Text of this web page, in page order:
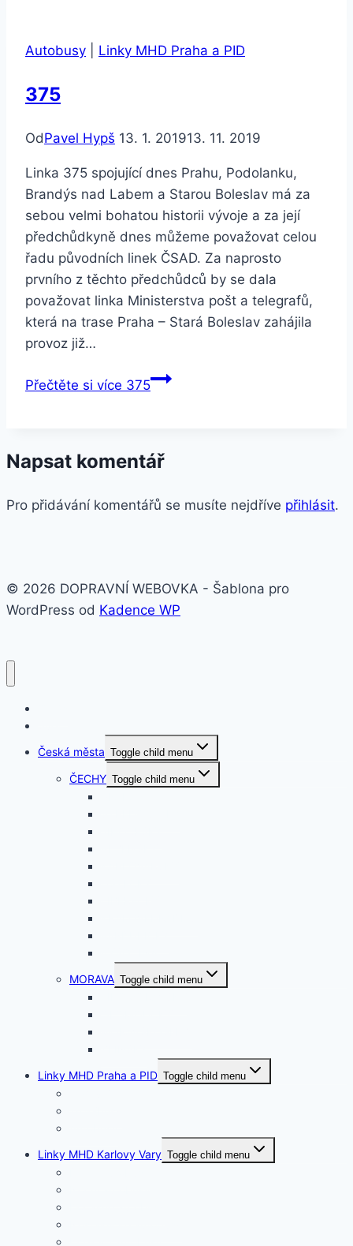
Autobusy Linky MHD Praha a PID
375
OdPavel Hypš 13. 1. 201913. 11. 2019
Linka 375 spojující dnes Prahu, Podolanku,
Brandýs nad Labem a Starou Boleslav má za
sebou velmi bohatou historii vývoje a za její
předchůdkyně dnes můžeme považovat celou
řadu původních linek ČSAD. Za naprosto
prvního z těchto předchůdců by se dala
považovat linka Ministerstva pošt a telegrafů,
která na trase Praha – Stará Boleslav zahájila
provoz již…
Přečtěte si více 375
Napsat komentář
Pro přidávání komentářů se musíte nejdříve přihlásit.
© 2026 DOPRAVNÍ WEBOVKA - Šablona pro
WordPress od Kadence WP
Česká města Toggle child menu
ČECHY Toggle child menu
MORAVA Toggle child menu
Linky MHD Praha a PID Toggle child menu
Linky MHD Karlovy Vary Toggle child menu